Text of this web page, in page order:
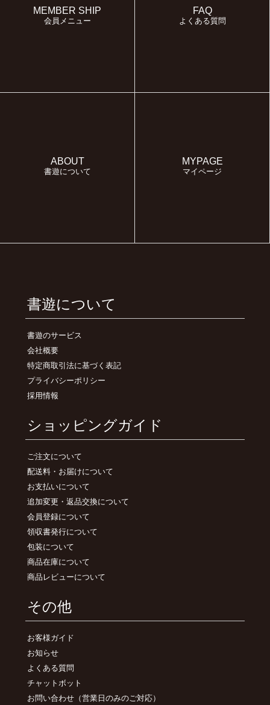
MEMBER SHIP
会員メニュー
FAQ
よくある質問
ABOUT
書遊について
MYPAGE
マイページ
書遊について
書遊のサービス
会社概要
特定商取引法に基づく表記
プライバシーポリシー
採用情報
ショッピングガイド
ご注文について
配送料・お届けについて
お支払いについて
追加変更・返品交換について
会員登録について
領収書発行について
包装について
商品在庫について
商品レビューについて
その他
お客様ガイド
お知らせ
よくある質問
チャットボット
お問い合わせ （営業日のみのご対応）